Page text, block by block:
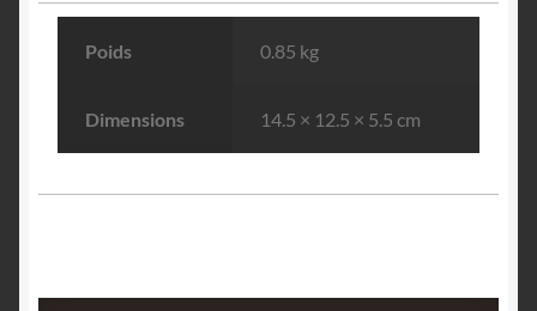
Poids 0.85 kg
Dimensions 14.5 × 12.5 × 5.5 cm